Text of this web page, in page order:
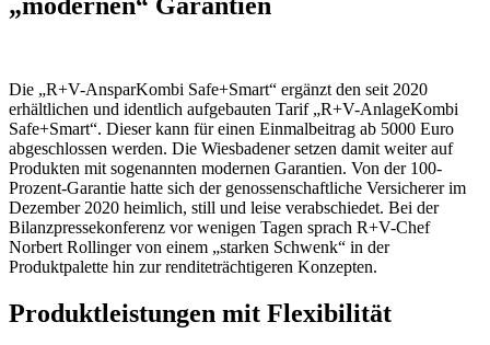
Die „R+V-AnsparKombi Safe+Smart“ ergänzt den seit 2020
erhältlichen und identlich aufgebauten Tarif „R+V-AnlageKombi
Safe+Smart“. Dieser kann für einen Einmalbeitrag ab 5000 Euro
abgeschlossen werden. Die Wiesbadener setzen damit weiter auf
Produkten mit sogenannten modernen Garantien. Von der 100-
Prozent-Garantie hatte sich der genossenschaftliche Versicherer im
Dezember 2020 heimlich, still und leise verabschiedet. Bei der
Bilanzpressekonferenz vor wenigen Tagen sprach R+V-Chef
Norbert Rollinger von einem „starken Schwenk“ in der
Produktpalette hin zur renditeträchtigeren Konzepten.
Produktleistungen mit Flexibilität